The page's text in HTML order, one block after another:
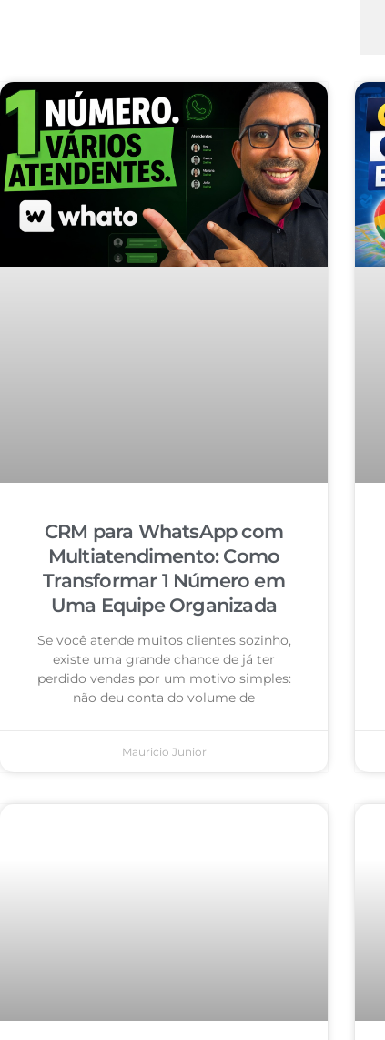
CRM para WhatsApp com
Multiatendimento: Como
Transformar 1 Número em
Uma Equipe Organizada
Se você atende muitos clientes sozinho,
existe uma grande chance de já ter
perdido vendas por um motivo simples:
não deu conta do volume de
Mauricio Junior